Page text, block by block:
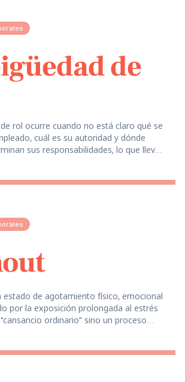
de
rol ocurre cuando no está claro qué se
cuál es su autoridad y dónde
sus responsabilidades, lo que lleva
estado de agotamiento físico, emocional
por la exposición prolongada al estrés
ordinario" sino un proceso